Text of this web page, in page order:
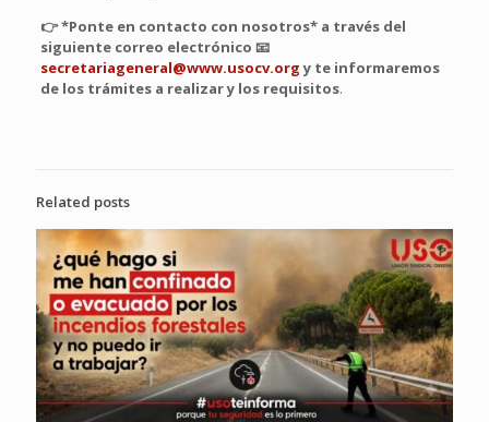
👉 *Ponte en contacto con nosotros* a través del
siguiente correo electrónico 📧
secretariageneral@www.usocv.orgy te informaremos
de los trámites a realizar y los requisitos.
Related posts